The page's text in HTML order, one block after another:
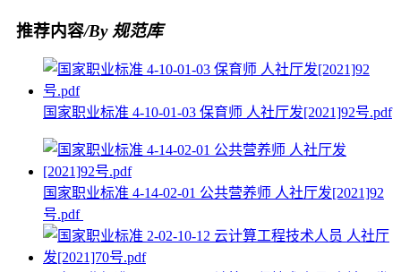
推荐内容/By 规范库
国家职业标准 4-10-01-03 保育师 人社厅发[2021]92号.pdf
国家职业标准 4-14-02-01 公共营养师 人社厅发[2021]92
号.pdf